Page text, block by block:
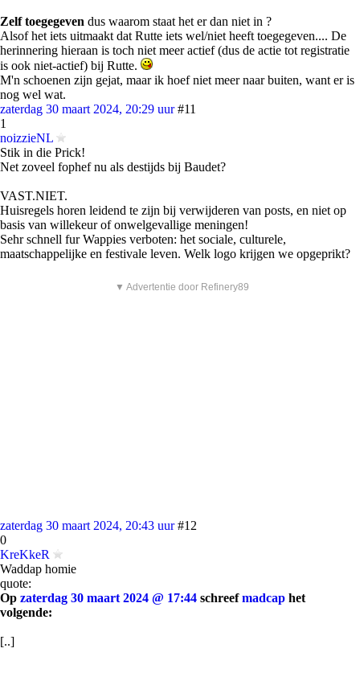
Zelf toegegeven dus waarom staat het er dan niet in ?
Alsof het iets uitmaakt dat Rutte iets wel/niet heeft toegegeven.... De
herinnering hieraan is toch niet meer actief (dus de actie tot registratie
is ook niet-actief) bij Rutte.
M'n schoenen zijn gejat, maar ik hoef niet meer naar buiten, want er is
nog wel wat.
zaterdag 30 maart 2024, 20:29 uur #11
1
noizzieNL
Stik in die Prick!
Net zoveel fophef nu als destijds bij Baudet?
VAST.NIET.
Huisregels horen leidend te zijn bij verwijderen van posts, en niet op
basis van willekeur of onwelgevallige meningen!
Sehr schnell fur Wappies verboten: het sociale, culturele,
maatschappelijke en festivale leven. Welk logo krijgen we opgeprikt?
▼ Advertentie door Refinery89
zaterdag 30 maart 2024, 20:43 uur #12
0
KreKkeR
Waddap homie
quote:
Op zaterdag 30 maart 2024 @ 17:44 schreefmadcap het
volgende:
[..]